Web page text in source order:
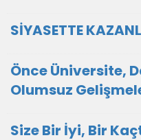
SİYASETTE
Önce Üniversite,
Olumsuz
Size Bir İyi, Bir